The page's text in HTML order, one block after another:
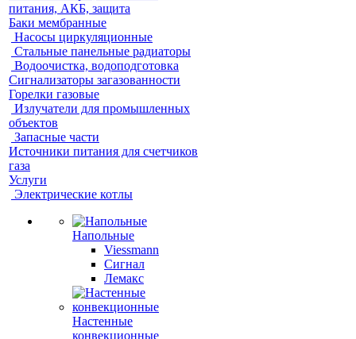
питания, АКБ, защита
Баки мембранные
Насосы циркуляционные
Стальные панельные радиаторы
Водоочистка, водоподготовка
Сигнализаторы загазованности
Горелки газовые
Излучатели для промышленных
объектов
Запасные части
Источники питания для счетчиков
газа
Услуги
Электрические котлы
Напольные
Viessmann
Сигнал
Лемакс
Настенные
конвекционные